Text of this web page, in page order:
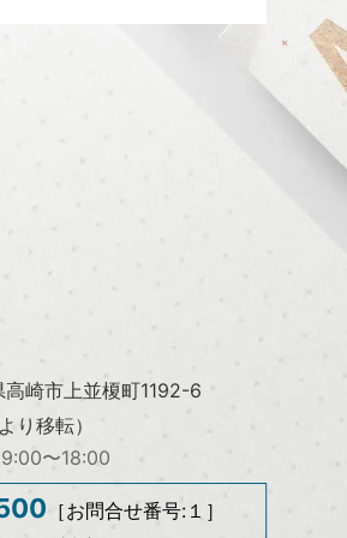
高崎市上並榎町1192-6
り移転）
〜18:00
［お問合せ番号:１］